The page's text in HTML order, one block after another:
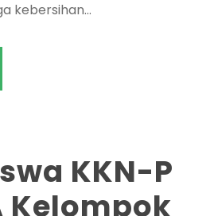
kebersihan...
KKN-P
Kelompok